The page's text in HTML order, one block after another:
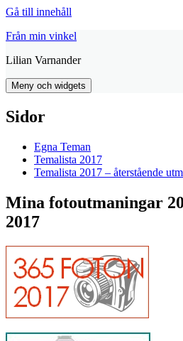
Gå till innehåll
Från min vinkel
Lilian Varnander
Meny och widgets
Sidor
Egna Teman
Temalista 2017
Temalista 2017 – återstående
Mina fotoutmaningar
2017